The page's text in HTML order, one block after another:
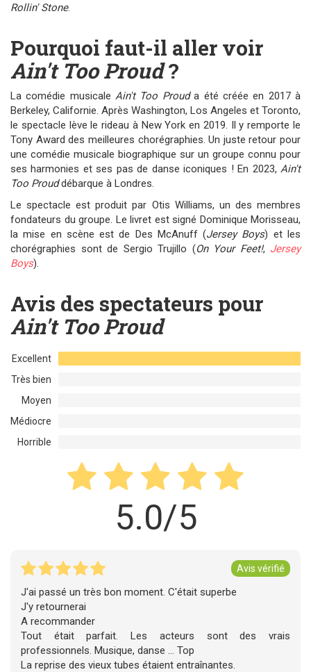
Rollin' Stone.
Pourquoi faut-il aller voir
Ain't Too Proud?
La comédie musicaleAin't Too Prouda été créée en 2017 à
Berkeley, Californie. Après Washington, Los Angeles et Toronto,
le spectacle lève le rideau à New York en 2019. Il y remporte le
Tony Award des meilleures chorégraphies. Un juste retour pour
une comédie musicale biographique sur un groupe connu pour
ses harmonies et ses pas de danse iconiques ! En 2023, Ain't
Too Prouddébarque à Londres.
Le spectacle est produit par Otis Williams, un des membres
fondateurs du groupe. Le livret est signé Dominique Morisseau,
la mise en scène est de Des McAnuff (Jersey Boys) et les
chorégraphies sont de Sergio Trujillo (On Your Feet!, Jersey
Boys).
Avis des spectateurs pour
Ain't Too Proud
Excellent
Très bien
Moyen
Médiocre
Horrible
5.0/5
Avis vérifié
J'ai passé un très bon moment. C'était superbe
J'y retournerai
A recommander
Tout était parfait. Les acteurs sont des vrais
professionnels. Musique, danse ... Top
La reprise des vieux tubes étaient entraînantes.